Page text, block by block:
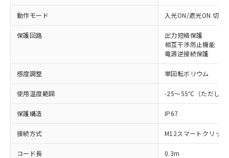
動作モード 入光ON/遮光ON 切替
保護回路
出力短絡保護
相互干渉防止機能
電源逆接続保護
感度調整 単回転ボリウム
使用温度範囲 -25～55℃（ただし、
保護構造 IP67
接続方式 M12スマートクリッ
コード長 0.3m